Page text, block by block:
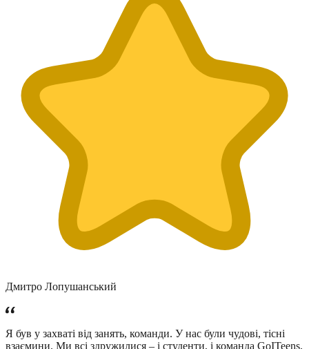
Дмитро Лопушанський
Я був у захваті від занять, команди. У нас були чудові, тісні
взаємини. Ми всі здружилися – і студенти, і команда GoITeens.